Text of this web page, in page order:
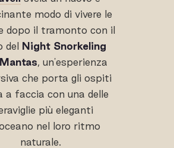
modo di vivere le
dopo il tramonto con il
del Night Snorkeling
, un'esperienza
che porta gli ospiti
a faccia con una delle
più eleganti
nel loro ritmo
naturale.